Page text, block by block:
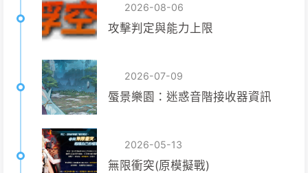
2026-08-06
攻擊判定與能力上限
2026-07-09
蜃景樂園：迷惑音階接收器資訊
2026-05-13
無限衝突(原模擬戰)